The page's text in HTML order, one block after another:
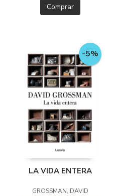
Comprar
-5%
LA VIDA ENTERA
GROSSMAN, DAVID